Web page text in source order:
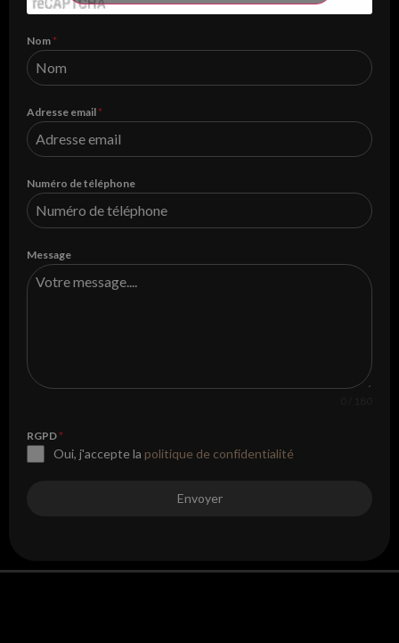
Nom *
Adresse email *
Numéro de téléphone
Message
RGPD *
Oui, j'accepte la politique de confidentialité
Envoyer